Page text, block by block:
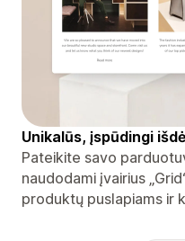
Unikalūs, įspūdingi
Pateikite savo
naudodami įvairius
produktų puslapiams ir